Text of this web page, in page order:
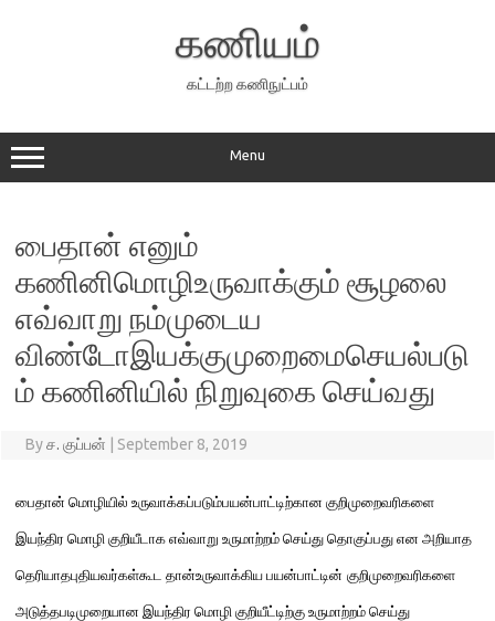
கணியம்
கட்டற்ற கணிநுட்பம்
Menu
பைதான் எனும்
கணினிமொழிஉருவாக்கும் சூழலை
எவ்வாறு நம்முடைய
விண்டோஇயக்குமுறைமைசெயல்படு
ம் கணினியில் நிறுவுகை செய்வது
Byச. குப்பன் September 8, 2019
பைதான் மொழியில் உருவாக்கப்படும்பயன்பாட்டிற்கான குறிமுறைவரிகளை
இயந்திர மொழி குறியீடாக எவ்வாறு உருமாற்றம் செய்து தொகுப்பது என அறியாத
தெரியாதபுதியவர்கள்கூட தன்உருவாக்கிய பயன்பாட்டின் குறிமுறைவரிகளை
அடுத்தபடிமுறையான இயந்திர மொழி குறியீட்டிற்கு உருமாற்றம் செய்து